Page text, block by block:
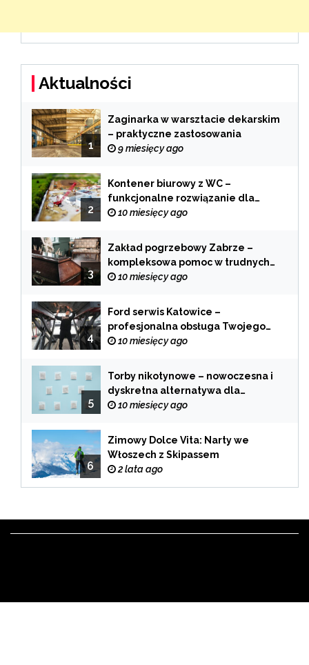
Aktualności
1
Zaginarka w warsztacie dekarskim
– praktyczne zastosowania
9 miesięcy ago
2
Kontener biurowy z WC –
funkcjonalne rozwiązanie dla
każdej branży
10 miesięcy ago
3
Zakład pogrzebowy Zabrze –
kompleksowa pomoc w trudnych
chwilach
10 miesięcy ago
4
Ford serwis Katowice –
profesjonalna obsługa Twojego
samochodu
10 miesięcy ago
5
Torby nikotynowe – nowoczesna i
dyskretna alternatywa dla
tradycyjnego palenia
10 miesięcy ago
6
Zimowy Dolce Vita: Narty we
Włoszech z Skipassem
2 lata ago